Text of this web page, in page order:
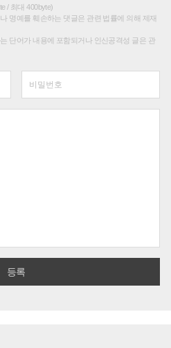
/ 최대 400byte)
명예를 훼손하는 댓글은 관련 법률에 의해 제재
단어가 내용에 포함되거나 인신공격성 글은 관